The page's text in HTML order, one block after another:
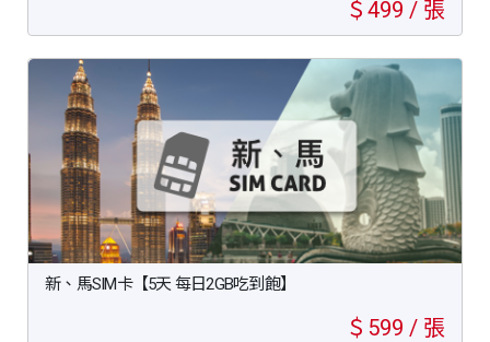
＄499 / 張
新、馬SIM卡【5天 每日2GB吃到飽】
＄599 / 張